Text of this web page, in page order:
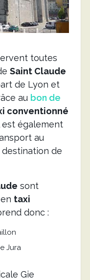
toutes
Saint Claude
de Lyon et
au bon de
conventionné
est également
au
destination de
sont
taxi
donc :
Jura
Gie